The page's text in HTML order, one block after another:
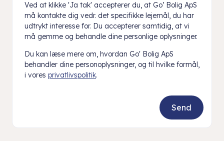
Ved at klikke 'Ja tak' accepterer du, at Go’ Bolig ApS
må kontakte dig vedr. det specifikke lejemål, du har
udtrykt interesse for. Du accepterer samtidig, at vi
må gemme og behandle dine personlige oplysninger.
Du kan læse mere om, hvordan Go' Bolig ApS
behandler dine personoplysninger, og til hvilke formål,
i vores privatlivspolitik.